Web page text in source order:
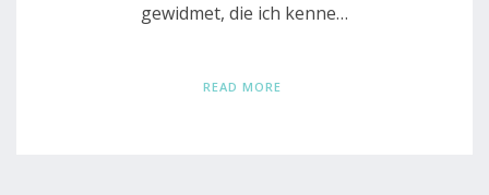
gewidmet, die ich kenne…
READ MORE